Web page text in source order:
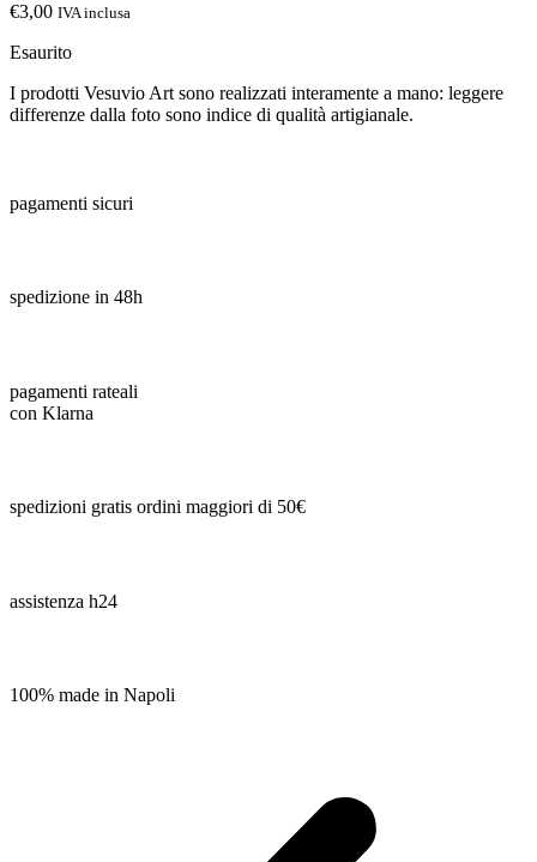
€3,00 IVA inclusa
Esaurito
I prodotti Vesuvio Art sono realizzati interamente a mano: leggere
differenze dalla foto sono indice di qualità artigianale.
pagamenti sicuri
spedizione in 48h
pagamenti rateali
con Klarna
spedizioni gratis ordini maggiori di 50€
assistenza h24
100% made in Napoli